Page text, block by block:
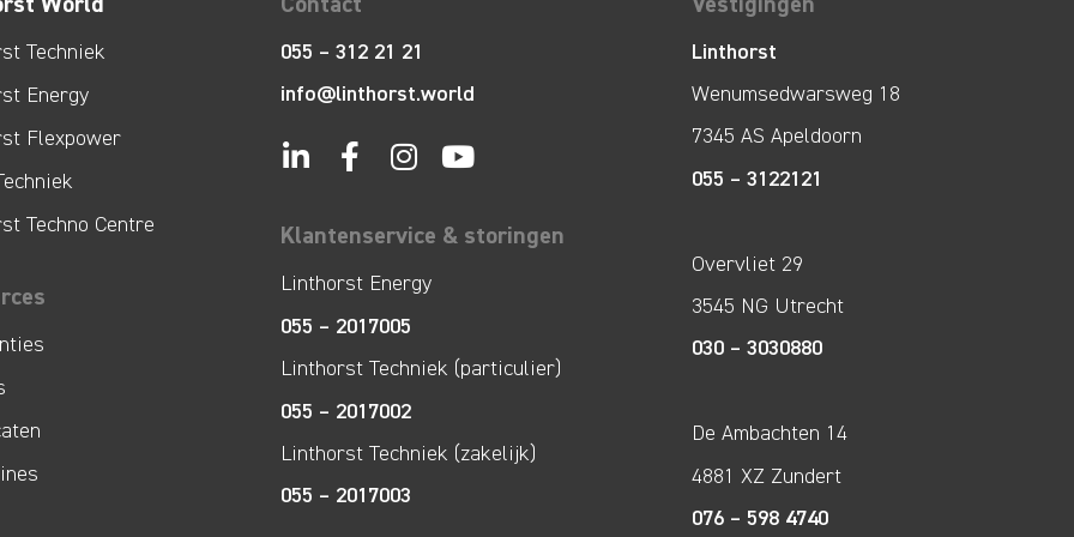
Techniek
Energy
Flexpower
Techno Centre
055 – 312 21 21
info@linthorst.world
Klantenservice & storingen
Linthorst Energy
055 – 2017005
Linthorst Techniek (particulier)
055 – 2017002
Linthorst Techniek (zakelijk)
055 – 2017003
Linthorst
Wenumsedwarsweg 18
7345 AS Apeldoorn
055 – 3122121
Overvliet 29
3545 NG Utrecht
030 – 3030880
De Ambachten 14
4881 XZ Zundert
076 – 598 4740